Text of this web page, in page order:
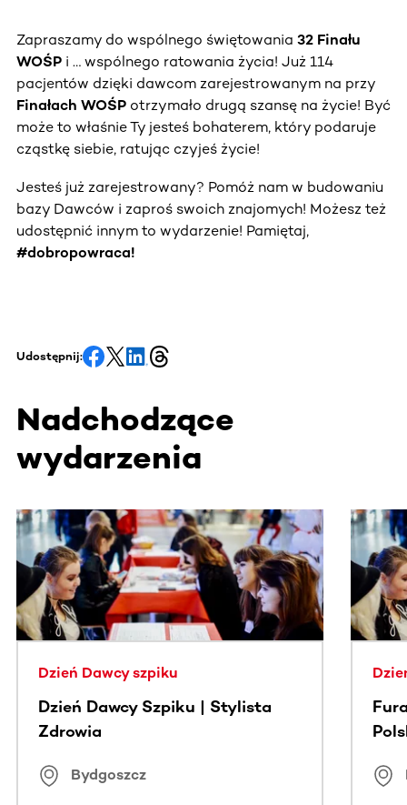
Zapraszamy do wspólnego świętowania 32 Finału
WOŚP i … wspólnego ratowania życia! Już 114
pacjentów dzięki dawcom zarejestrowanym na przy
Finałach WOŚP otrzymało drugą szansę na życie! Być
może to właśnie Ty jesteś bohaterem, który podaruje
cząstkę siebie, ratując czyjeś życie!
Jesteś już zarejestrowany? Pomóż nam w budowaniu
bazy Dawców i zaproś swoich znajomych! Możesz też
udostępnić innym to wydarzenie! Pamiętaj,
#dobropowraca!
Udostępnij:
Nadchodzące
wydarzenia
Ta sekcja zawiera treści przewijane w poziomie. Użyj
Dzień Dawcy szpiku
Dzień Dawcy Szpiku | Stylista
Zdrowia
Bydgoszcz